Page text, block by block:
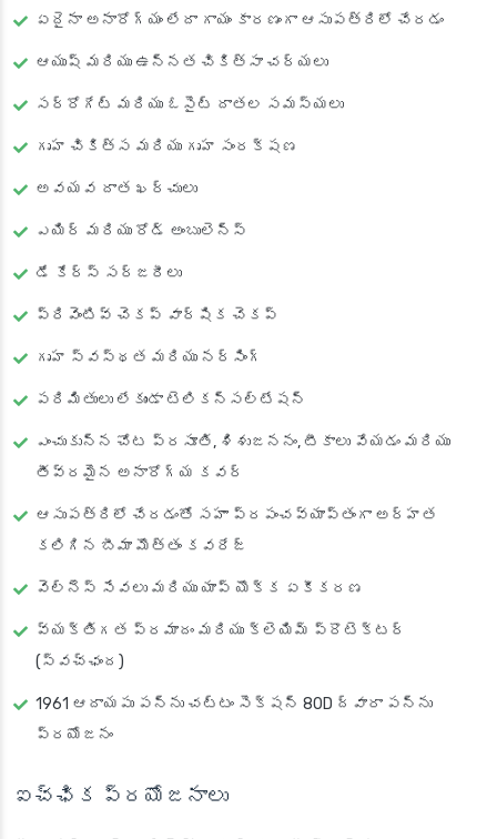
ఏదైనా అనారోగ్యం లేదా గాయం కారణంగా ఆసుపత్రిలో చేరడం
ఆయుష్ మరియు ఉన్నత చికిత్సా చర్యలు
సర్రోగేట్ మరియు ఓసైట్ దాతల సమస్యలు
గృహ చికిత్స మరియు గృహ సంరక్షణ
అవయవ దాత ఖర్చులు
ఎయిర్ మరియు రోడ్ అంబులెన్స్
డే కేర్స్ సర్జరీలు
ప్రివెంటివ్ చెకప్ వార్షిక చెకప్
గృహ స్వస్థత మరియు నర్సింగ్
పరిమితులు లేకుండా టెలికన్సల్టేషన్
ఎంచుకున్న చోట ప్రసూతి, శిశుజననం, టీకాలు వేయడం మరియు
తీవ్రమైన అనారోగ్య కవర్
ఆసుపత్రిలో చేరడంతో సహా ప్రపంచవ్యాప్తంగా అర్హత
కలిగిన బీమా మొత్తం కవరేజ్
వెల్నెస్ సేవలు మరియు యాప్ యొక్క ఏకీకరణ
వ్యక్తిగత ప్రమాదం మరియు క్లెయిమ్ ప్రొటెక్టర్
(స్వచ్ఛంద)
1961 ఆదాయపు పన్ను చట్టం సెక్షన్ 80D ద్వారా పన్ను
ప్రయోజనం
ఐచ్ఛిక ప్రయోజనాలు